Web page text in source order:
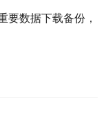
要数据下载备份，